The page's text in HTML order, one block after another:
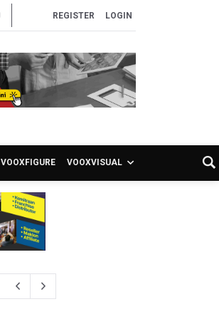
REGISTER LOGIN
VOOXFIGURE VOOXVISUAL